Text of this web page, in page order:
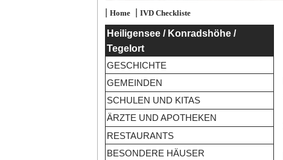
| Home| IVD Checkliste
Heiligensee / Konradshöhe /
Tegelort
GESCHICHTE
GEMEINDEN
SCHULEN UND KITAS
ÄRZTE UND APOTHEKEN
RESTAURANTS
BESONDERE HÄUSER